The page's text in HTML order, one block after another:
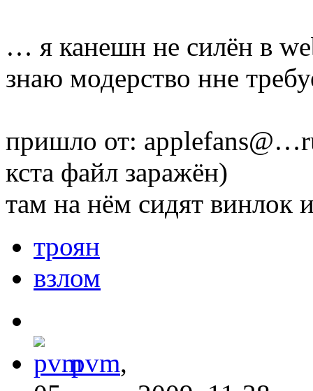
… я канешн не силён в
знаю модерство нне
пришло от:
кста файл заражён)
там на нём сидят винлок
троян
взлом
pvm,